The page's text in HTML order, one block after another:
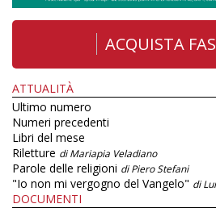
ACQUISTA
ATTUALITÀ
Ultimo numero
Numeri precedenti
Libri del mese
Riletture di Mariapia Veladiano
Parole delle religioni di Piero Stefani
"Io non mi vergogno del Vangelo" di
DOCUMENTI